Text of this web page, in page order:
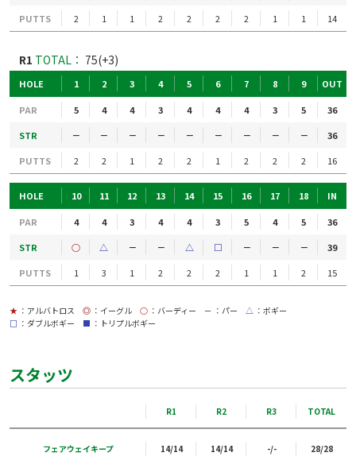
PUTTS
2 1 1 2 2 2 2 1 1 14
R1 TOTAL： 75(+3)
HOLE 1 2 3 4 5 6 7 8 9 OUT
PAR 5 4 4 3 4 4 4 3 5
36
STR
－ － － － － － － － －
36
PUTTS
2 2 1 2 2 1 2 2 2 16
HOLE 10 11 12 13 14 15 16 17 18 IN
PAR 4 4 3 4 4 3 5 4 5
36
STR
○ △ － － △ □ － － －
39
PUTTS
1 3 1 2 2 2 1 1 2 15
★ ：アルバトロス ◎ ：イーグル ○ ：バーディー － ：パー △ ：ボギー
□ ：ダブルボギー ■ ：トリプルボギー
スタッツ
R1 R2 R3 TOTAL
フェアウェイキープ 14/14 14/14 -/- 28/28